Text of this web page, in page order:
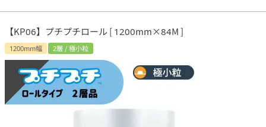
【KP06】プチプチロール [ 1200mm×84M ]
1200mm幅 2層 / 極小粒